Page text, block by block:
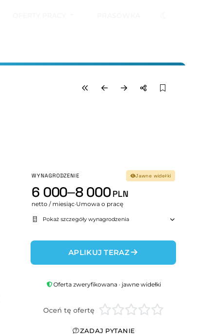
WYNAGRODZENIE Jawne widełki
6 000–8 000 PLN
netto / miesiąc·Umowa o pracę
Pokaż szczegóły wynagrodzenia
APLIKUJ TERAZ
Oferta zweryfikowana · jawne widełki
Oceń tę ofertę
ZADAJ PYTANIE